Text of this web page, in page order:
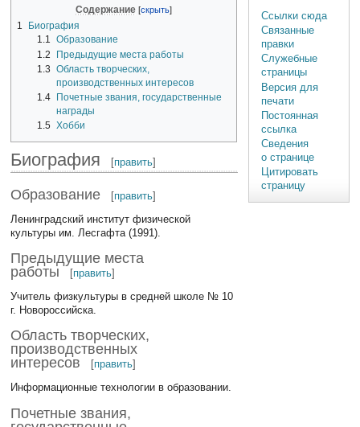
Содержание
1
Биография
1.1 Образование
1.2
Предыдущие места работы
1.3 Область творческих,
производственных интересов
1.4
Почетные звания, государственные
награды
1.5 Хобби
Биография [править]
Образование [править]
Ленинградский институт физической
культуры им. Лесгафта (1991).
Предыдущие места
работы
[править]
Учитель физкультуры в средней школе № 10
г. Новороссийска.
Область творческих,
производственных
интересов
[править]
Информационные технологии в образовании.
Почетные звания,
Ссылки сюда
Связанные
правки
Служебные
страницы
Версия для
печати
Постоянная
ссылка
Сведения
о странице
Цитировать
страницу